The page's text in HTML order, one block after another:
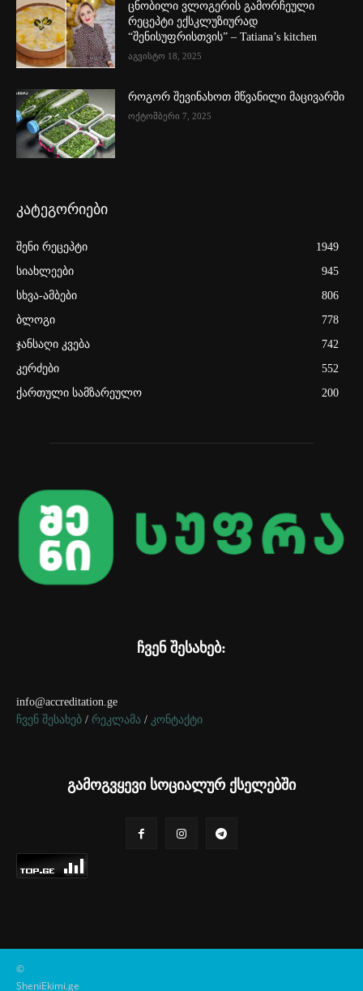
ცნობილი ვლოგერის გამორჩეული
რეცეპტი ექსკლუზიურად
“შენისუფრისთვის” – Tatiana’s kitchen
აგვისტო 18, 2025
როგორ შევინახოთ მწვანილი მაცივარში
ოქტომბერი 7, 2025
კატეგორიები
შენი რეცეპტი
1949
სიახლეები
945
სხვა-ამბები
806
ბლოგი
778
ჯანსაღი კვება
742
კერძები
552
ქართული სამზარეულო
200
ჩვენ შესახებ:
info@accreditation.ge
ჩვენ შესახებ / რეკლამა / კონტაქტი
გამოგვყევი სოციალურ ქსელებში
©
SheniEkimi.ge